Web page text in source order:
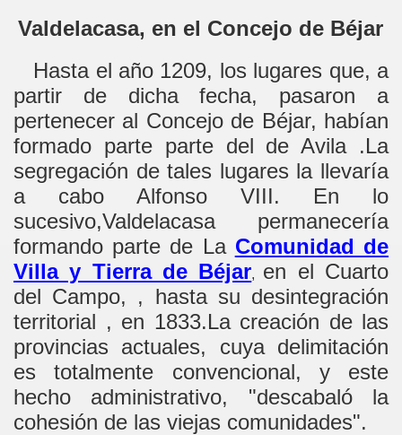
Valdelacasa, en el Concejo de Béjar
Hasta el año 1209, los lugares que, a
partir de dicha fecha, pasaron a
pertenecer al Concejo de Béjar, habían
formado parte parte del de Avila .La
segregación de tales lugares la llevaría
a cabo Alfonso VIII. En lo
sucesivo,Valdelacasa permanecería
formando parte de La Comunidad de
Villa y Tierra de Béjar, en el Cuarto
del Campo, , hasta su desintegración
territorial , en 1833.La creación de las
provincias actuales, cuya delimitación
es totalmente convencional, y este
hecho administrativo, "descabaló la
cohesión de las viejas comunidades".